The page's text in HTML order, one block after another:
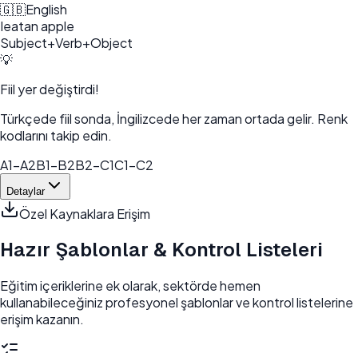
🇬🇧English
Ieatan apple
Subject+Verb+Object
💡
Fiil yer değiştirdi!
Türkçede fiil sonda, İngilizcede her zaman ortada gelir. Renk
kodlarını takip edin.
A1-A2B1-B2B2-C1C1-C2
Detaylar
Özel Kaynaklara Erişim
Hazır Şablonlar & Kontrol Listeleri
Eğitim içeriklerine ek olarak, sektörde hemen
kullanabileceğiniz profesyonel şablonlar ve kontrol listelerine
erişim kazanın.